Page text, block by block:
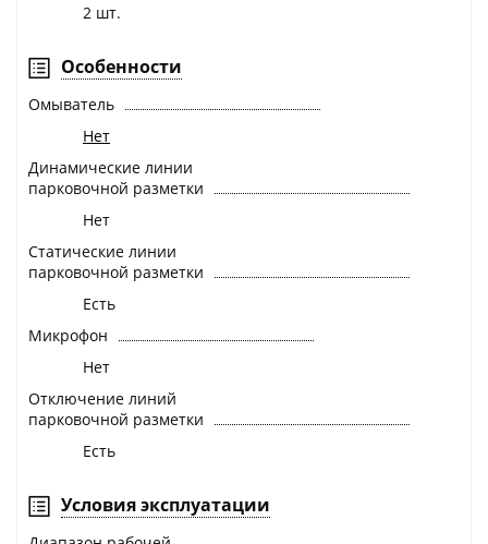
2 шт.
Особенности
Омыватель
Нет
Динамические линии
парковочной разметки
Нет
Статические линии
парковочной разметки
Есть
Микрофон
Нет
Отключение линий
парковочной разметки
Есть
Условия эксплуатации